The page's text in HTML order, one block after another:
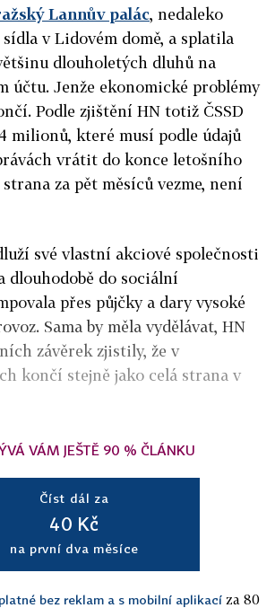
Lannův palác, nedaleko
v Lidovém domě, a splatila
dlouholetých dluhů na
účtu. Jenže ekonomické problémy
Podle zjištění HN totiž ČSSD
milionů, které musí podle údajů
vrátit do konce letošního
za pět měsíců vezme, není
své vlastní akciové společnosti
dlouhodobě do sociální
přes půjčky a dary vysoké
Sama by měla vydělávat, HN
závěrek zjistily, že v
končí stejně jako celá strana v
VÁM JEŠTĚ 90 % ČLÁNKU
Číst dál za
40 Kč
na první dva měsíce
bez reklam a s mobilní aplikací za 80